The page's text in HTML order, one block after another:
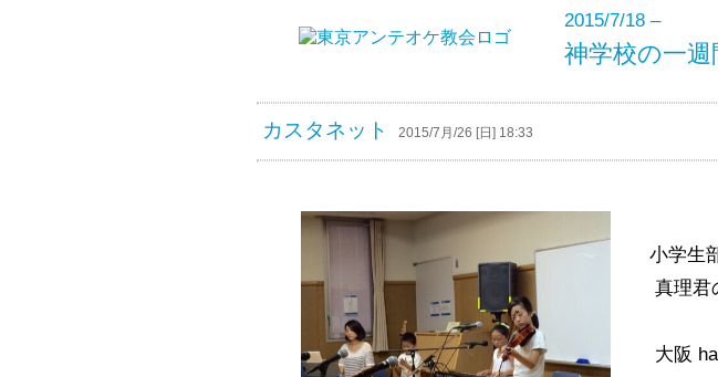
2015/7/18 –
神学校の一週
カスタネット 2015/7月/26 [日] 18:33
小学生
真理君
大阪